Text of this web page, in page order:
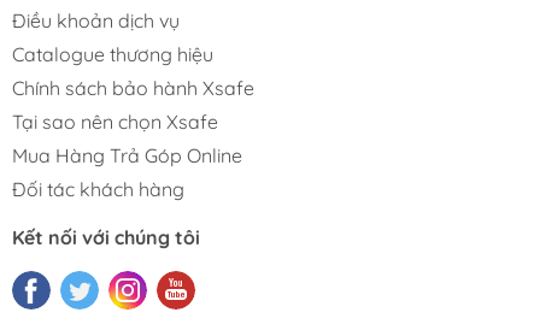
Điều khoản dịch vụ
Catalogue thương hiệu
Chính sách bảo hành Xsafe
Tại sao nên chọn Xsafe
Mua Hàng Trả Góp Online
Đối tác khách hàng
Kết nối với chúng tôi